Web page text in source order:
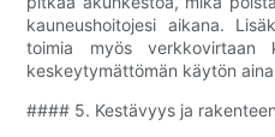
kauneushoitojesi aikana.
toimia myös verkkovirtaan
keskeytymättömän käytön
#### 5. Kestävyys ja